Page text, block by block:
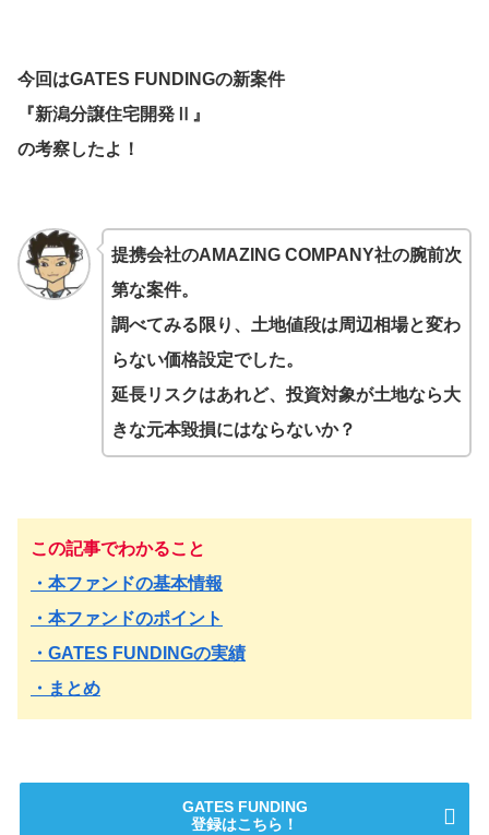
今回はGATES FUNDINGの新案件
『新潟分譲住宅開発Ⅱ』
の考察したよ！
提携会社のAMAZING COMPANY社の腕前次
第な案件。
調べてみる限り、 土地値段は周辺相場と変わ
らない価格設定でした。
延長リスクはあれど、投資対象が土地なら大
きな元本毀損にはならないか？
この記事でわかること
・本ファンドの基本情報
・本ファンドのポイント
・GATES FUNDINGの実績
・まとめ
GATES FUNDING
登録はこちら！